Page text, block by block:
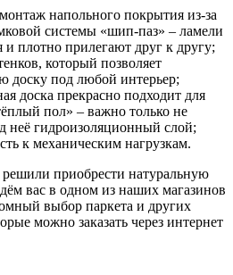
напольного покрытия из-за
системы «шип-паз» – ламели
и плотно прилегают друг к другу;
который позволяет
доску под любой интерьер;
доска прекрасно подходит для
пол» – важно только не
неё гидроизоляционный слой;
к механическим нагрузкам.
приобрести натуральную
вас в одном из наших магазинов
выбор паркета и других
можно заказать через интернет